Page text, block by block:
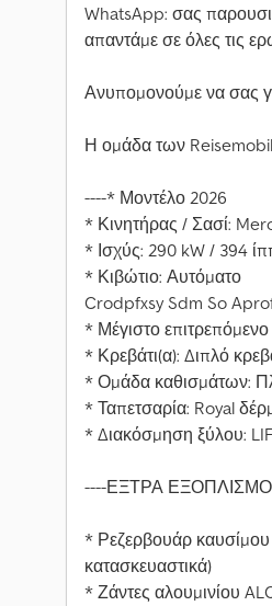
WhatsApp: σας
απαντάμε σε όλες τις
Ανυπομονούμε να σας
Η ομάδα των
----* Μοντέλο 2026
* Κινητήρας / Σασί:
* Ισχύς: 290 kW / 394
* Κιβώτιο: Αυτόματο
Crodpfxsy Sdm So
* Μέγιστο
* Κρεβάτι(α): Διπλό
* Ομάδα καθισμάτων:
* Ταπετσαρία: Royal
* Διακόσμηση ξύλου:
----ΕΞΤΡΑ
* Ρεζερβουάρ καυσίμου
κατασκευαστικά)
* Ζάντες αλουμινίου